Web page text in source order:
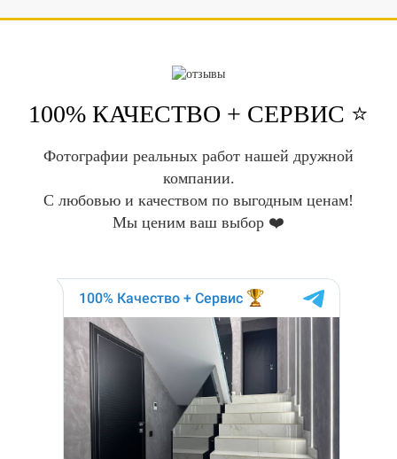
100% КАЧЕСТВО + СЕРВИС ⭐️
Фотографии реальных работ нашей дружной
компании.
С любовью и качеством по выгодным ценам!
Мы ценим ваш выбор ❤️